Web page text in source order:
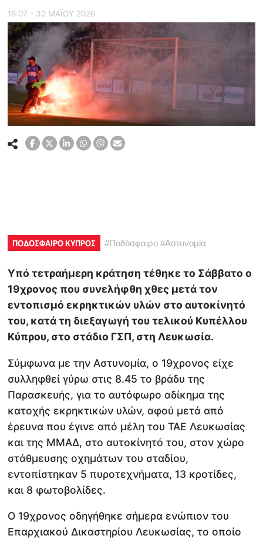
16:07 - 30 ΜΑΪ́ΟΥ 2026
ΠΟΔΟΣΦΑΙΡΟ ΚΥΠΡΟΣ #Ποδόσφαιρο #Αστυνομία
Υπό τετραήμερη κράτηση τέθηκε το Σάββατο ο
19χρονος που συνελήφθη χθες μετά τον
εντοπισμό εκρηκτικών υλών στο αυτοκίνητό
του, κατά τη διεξαγωγή του τελικού Κυπέλλου
Κύπρου, στο στάδιο ΓΣΠ, στη Λευκωσία.
Σύμφωνα με την Αστυνομία, ο 19χρονος είχε
συλληφθεί γύρω στις 8.45 το βράδυ της
Παρασκευής, για το αυτόφωρο αδίκημα της
κατοχής εκρηκτικών υλών, αφού μετά από
έρευνα που έγινε από μέλη του ΤΑΕ Λευκωσίας
και της ΜΜΑΔ, στο αυτοκίνητό του, στον χώρο
στάθμευσης οχημάτων του σταδίου,
εντοπίστηκαν 5 πυροτεχνήματα, 13 κροτίδες,
και 8 φωτοβολίδες.
Ο 19χρονος οδηγήθηκε σήμερα ενώπιον του
Επαρχιακού Δικαστηρίου Λευκωσίας, το οποίο